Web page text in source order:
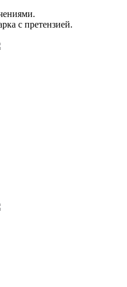
с претензией.